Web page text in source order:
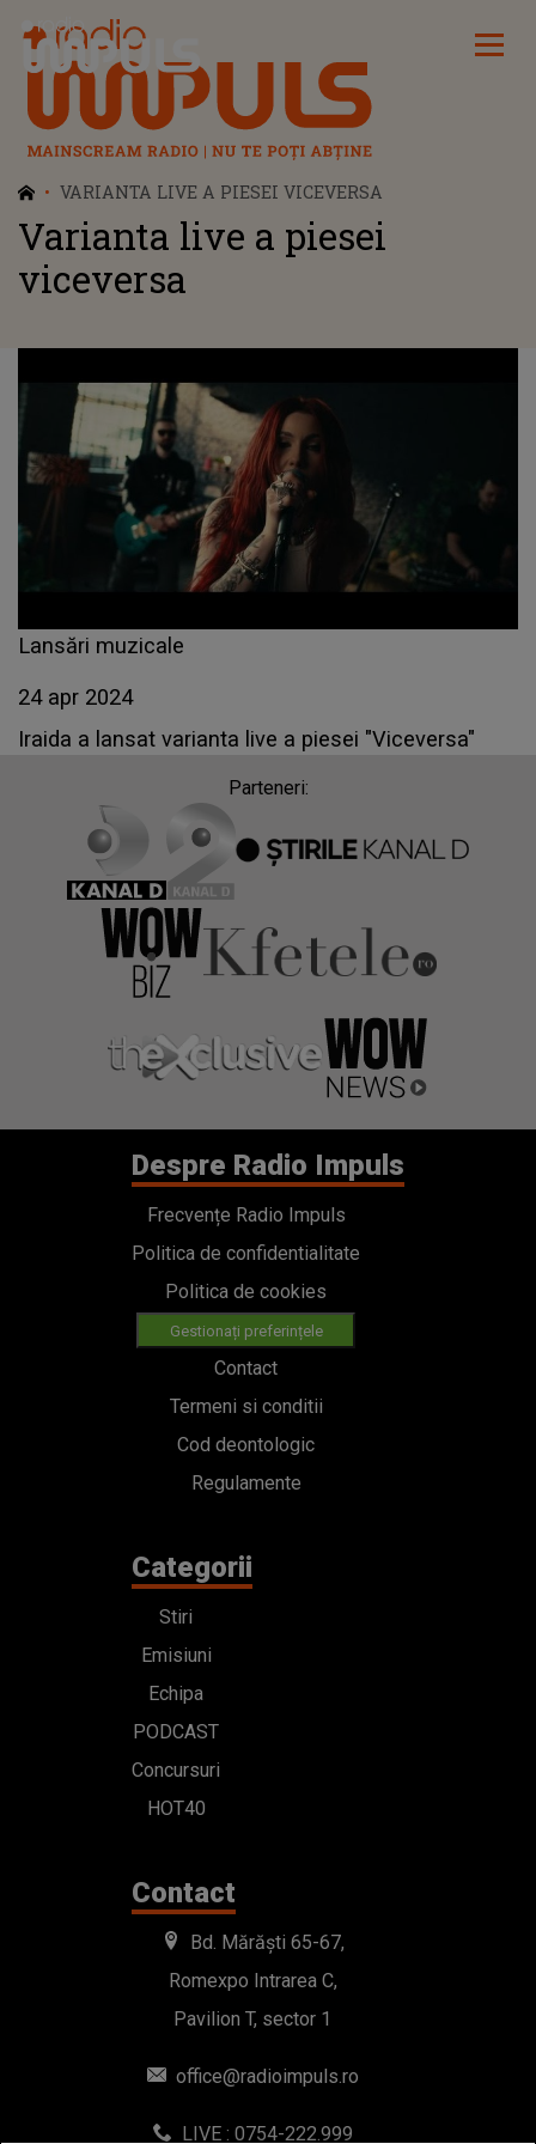
Radio Impuls
VARIANTA LIVE A PIESEI VICEVERSA
Varianta live a piesei
viceversa
Lansări muzicale
24 apr 2024
Iraida a lansat varianta live a piesei "Viceversa"
Parteneri:
Despre Radio Impuls
Frecvențe Radio Impuls
Politica de confidentialitate
Politica de cookies
Gestionați preferințele
Contact
Termeni si conditii
Cod deontologic
Regulamente
Categorii
Stiri
Emisiuni
Echipa
PODCAST
Concursuri
HOT40
Contact
Bd. Mărăști 65-67,
Romexpo Intrarea C,
Pavilion T, sector 1
office@radioimpuls.ro
LIVE : 0754-222.999